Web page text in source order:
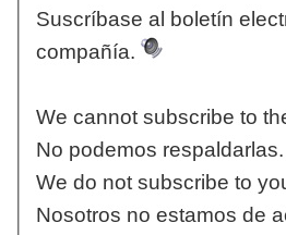
Suscríbase al boletín
compañía.
We cannot subscribe to
No podemos respaldarlas.
We do not subscribe to
Nosotros no estamos de